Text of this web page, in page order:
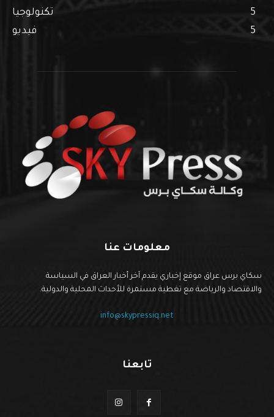
تكنولوجيا
5
فيديو
5
معلومات عنا
سكاي برس عراق موقع إخباري يقدم آخر أخبار العراق في السياسة
والاقتصاد والرياضة مع تغطية مستمرة للأحداث المحلية والدولية.
info@skypressiq.net
تابعنا